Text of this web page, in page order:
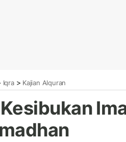
Iqra> Kajian Alquran